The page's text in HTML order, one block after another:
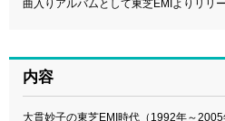
曲入りアルバムとして東芝EMIよりリリー
内容
大貫妙子の東芝EMI時代（1992年～